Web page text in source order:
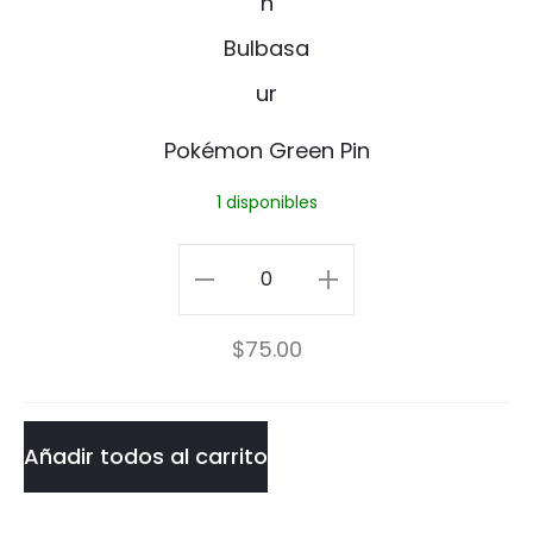
m
o
r
e
n
P
n
Pokémon Green Pin
1 disponibles
Pokémon
Green
cantidad
$75.00
Añadir todos al carrito